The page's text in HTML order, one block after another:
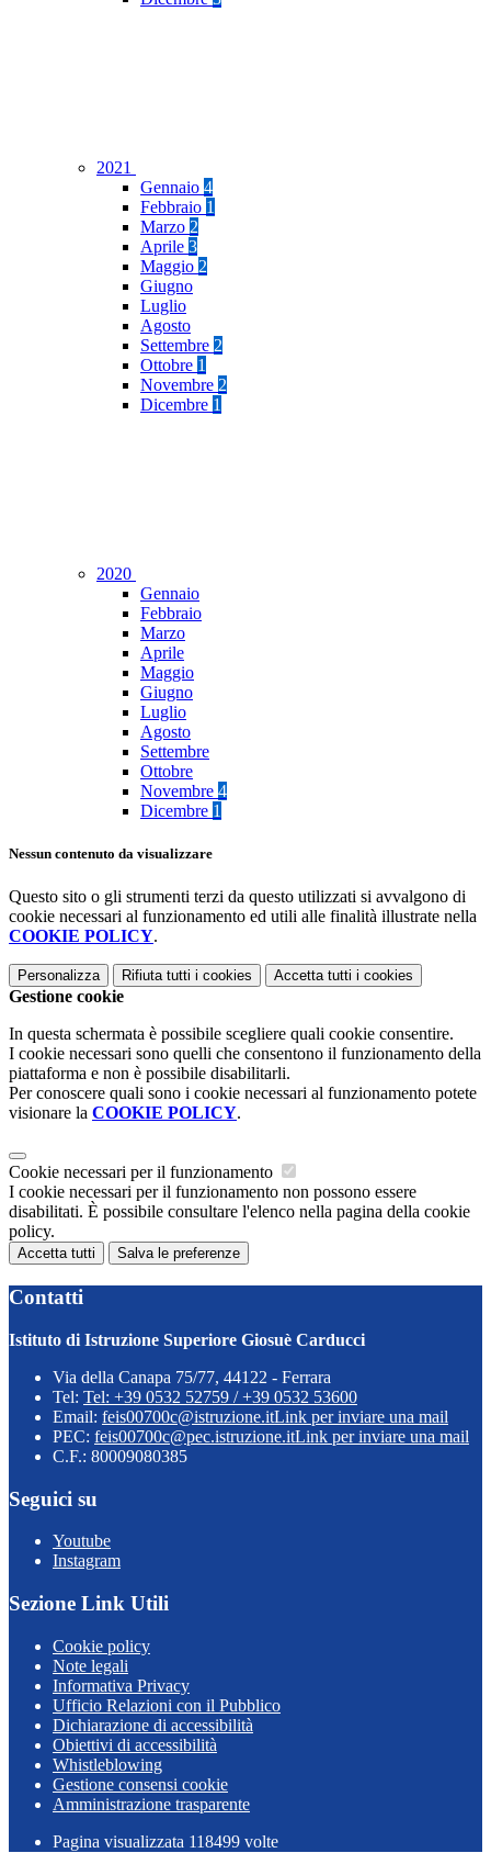
2021
Gennaio 4
Febbraio 1
Marzo 2
Aprile 3
Maggio 2
Giugno
Luglio
Agosto
Settembre 2
Ottobre 1
Novembre 2
Dicembre 1
2020
Gennaio
Febbraio
Marzo
Aprile
Maggio
Giugno
Luglio
Agosto
Settembre
Ottobre
Novembre 4
Dicembre 1
Nessun contenuto da visualizzare
Questo sito o gli strumenti terzi da questo utilizzati si avvalgono di
cookie necessari al funzionamento ed utili alle finalità illustrate nella
COOKIE POLICY.
Personalizza Rifiuta tutti i cookies Accetta tutti i cookies
Gestione cookie
In questa schermata è possibile scegliere quali cookie consentire.
I cookie necessari sono quelli che consentono il funzionamento della
piattaforma e non è possibile disabilitarli.
Per conoscere quali sono i cookie necessari al funzionamento potete
visionare la COOKIE POLICY.
Cookie necessari per il funzionamento
I cookie necessari per il funzionamento non possono essere
disabilitati. È possibile consultare l'elenco nella pagina della cookie
policy.
Accetta tutti Salva le preferenze
Contatti
Istituto di Istruzione Superiore Giosuè Carducci
Via della Canapa 75/77, 44122 - Ferrara
Tel: Tel: +39 0532 52759 / +39 0532 53600
Email: feis00700c@istruzione.itLink per inviare una mail
PEC: feis00700c@pec.istruzione.itLink per inviare una mail
C.F.: 80009080385
Seguici su
Youtube
Instagram
Sezione Link Utili
Cookie policy
Note legali
Informativa Privacy
Ufficio Relazioni con il Pubblico
Dichiarazione di accessibilità
Obiettivi di accessibilità
Whistleblowing
Gestione consensi cookie
Amministrazione trasparente
Pagina visualizzata 118499 volte